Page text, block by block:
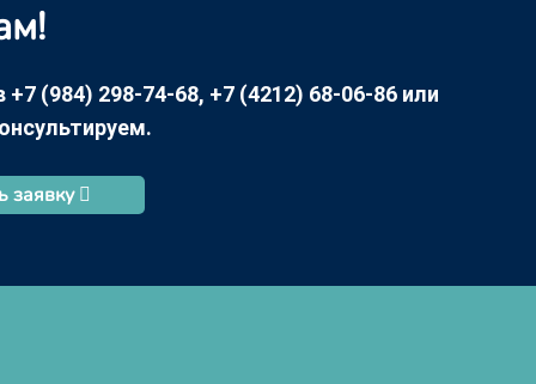
(984) 298-74-68, +7 (4212) 68-06-86 или
заявку